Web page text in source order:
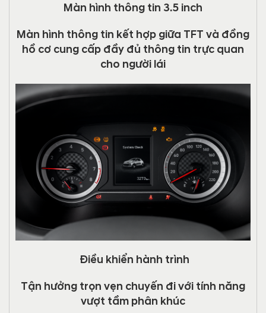
Màn hình thông tin 3.5 inch
Màn hình thông tin kết hợp giữa TFT và đồng
hồ cơ cung cấp đầy đủ thông tin trực quan
cho người lái
Điều khiển hành trình
Tận hưởng trọn vẹn chuyến đi với tính năng
vượt tầm phân khúc